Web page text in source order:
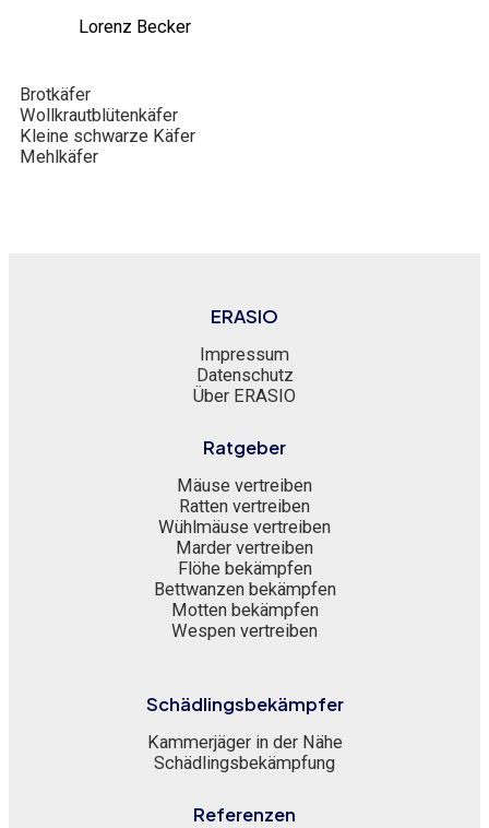
Lorenz Becker
Brotkäfer
Wollkrautblütenkäfer
Kleine schwarze Käfer
Mehlkäfer
ERASIO
Impressum
Datenschutz
Über ERASIO
Ratgeber
Mäuse vertreiben
Ratten vertreiben
Wühlmäuse vertreiben
Marder vertreiben
Flöhe bekämpfen
Bettwanzen bekämpfen
Motten bekämpfen
Wespen vertreiben
Schädlingsbekämpfer
Kammerjäger in der Nähe
Schädlingsbekämpfung
Referenzen